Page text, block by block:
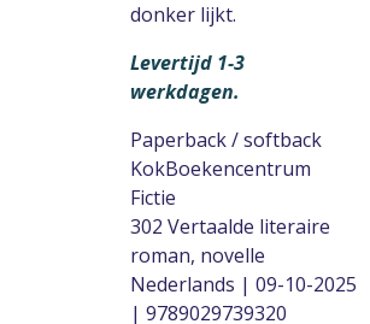
donker lijkt.
Levertijd 1-3
werkdagen.
Paperback / softback
KokBoekencentrum
Fictie
302 Vertaalde literaire
roman, novelle
Nederlands | 09-10-2025
| 9789029739320